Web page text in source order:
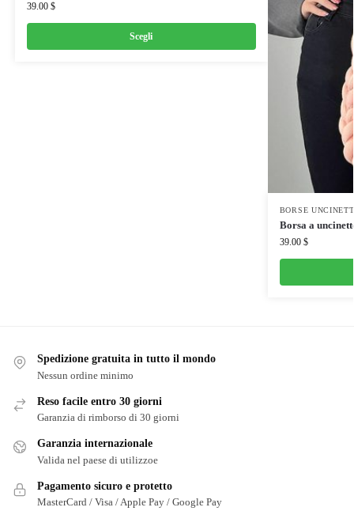
39.00 $
Scegli
BORSE
Borsa a
39.00 $
Spedizione gratuita in tutto il mondo
Nessun ordine minimo
Reso facile entro 30 giorni
Garanzia di rimborso di 30 giorni
Garanzia internazionale
Valida nel paese di utilizzoe
Pagamento sicuro e protetto
MasterCard / Visa / Apple Pay / Google Pay